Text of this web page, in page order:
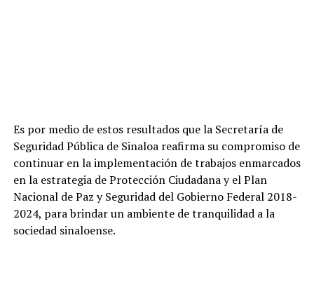
Es por medio de estos resultados que la Secretaría de
Seguridad Pública de Sinaloa reafirma su compromiso de
continuar en la implementación de trabajos enmarcados
en la estrategia de Protección Ciudadana y el Plan
Nacional de Paz y Seguridad del Gobierno Federal 2018-
2024, para brindar un ambiente de tranquilidad a la
sociedad sinaloense.